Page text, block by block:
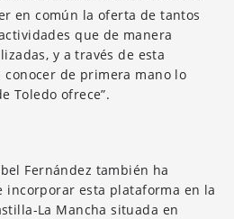
en común la oferta de tantos
que de manera
y a través de esta
de primera mano lo
Toledo ofrece”.
Fernández también ha
esta plataforma en la
La Mancha situada en